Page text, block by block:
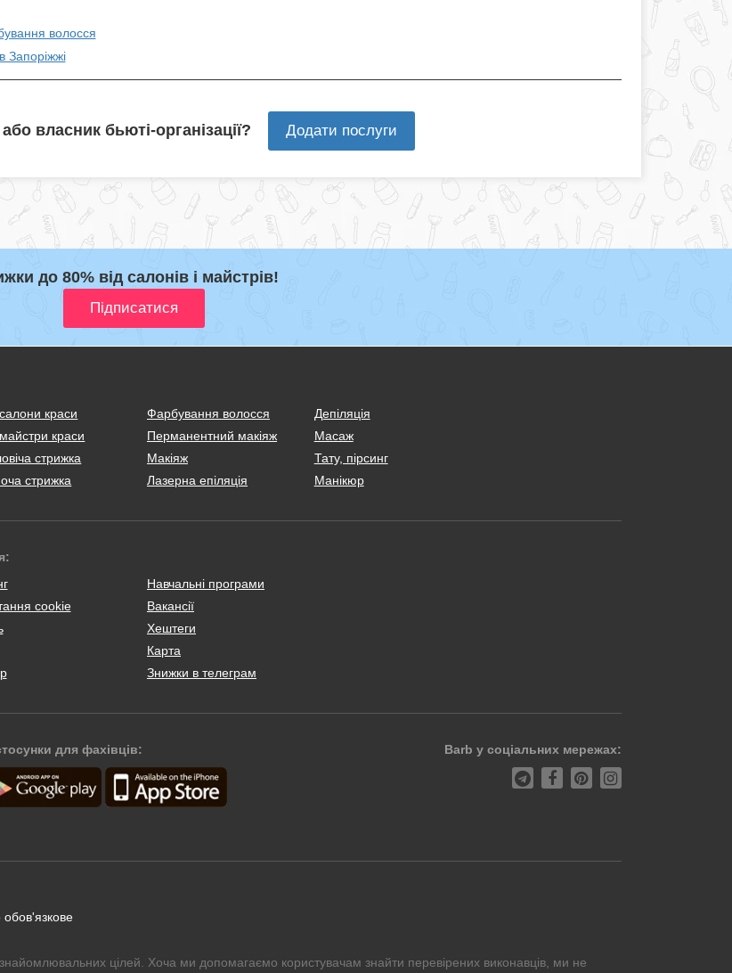
волосся
Запоріжжі
власник бьюті-організації? Додати послуги
до 80% від салонів і майстрів!
краси
майстри краси
стрижка
стрижка
Фарбування волосся
Перманентний макіяж
Макіяж
Лазерна епіляція
Депіляція
Масаж
Тату, пірсинг
Манікюр
cookie
Навчальні програми
Вакансії
Хештеги
Карта
Знижки в телеграм
для фахівців: Barb у соціальних мережах:
обов'язкове
цілей. Хоча ми допомагаємо користувачам знайти перевірених виконавців, ми не